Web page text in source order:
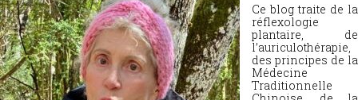
Ce blog traite de la
réflexologie
plantaire, de
l’auriculothérapie,
des principes de la
Médecine
Traditionnelle